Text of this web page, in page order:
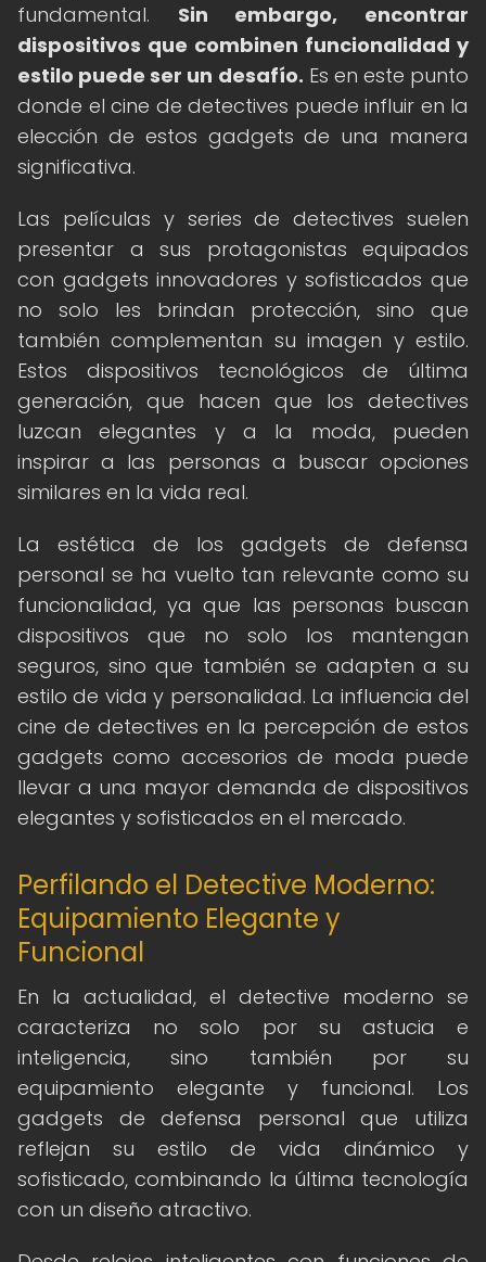
fundamental. Sin embargo, encontrar
dispositivos que combinen funcionalidad y
estilo puede ser un desafío. Es en este punto
donde el cine de detectives puede influir en la
elección de estos gadgets de una manera
significativa.
Las películas y series de detectives suelen
presentar a sus protagonistas equipados
con gadgets innovadores y sofisticados que
no solo les brindan protección, sino que
también complementan su imagen y estilo.
Estos dispositivos tecnológicos de última
generación, que hacen que los detectives
luzcan elegantes y a la moda, pueden
inspirar a las personas a buscar opciones
similares en la vida real.
La estética de los gadgets de defensa
personal se ha vuelto tan relevante como su
funcionalidad, ya que las personas buscan
dispositivos que no solo los mantengan
seguros, sino que también se adapten a su
estilo de vida y personalidad. La influencia del
cine de detectives en la percepción de estos
gadgets como accesorios de moda puede
llevar a una mayor demanda de dispositivos
elegantes y sofisticados en el mercado.
Perfilando el Detective Moderno:
Equipamiento Elegante y
Funcional
En la actualidad, el detective moderno se
caracteriza no solo por su astucia e
inteligencia, sino también por su
equipamiento elegante y funcional. Los
gadgets de defensa personal que utiliza
reflejan su estilo de vida dinámico y
sofisticado, combinando la última tecnología
con un diseño atractivo.